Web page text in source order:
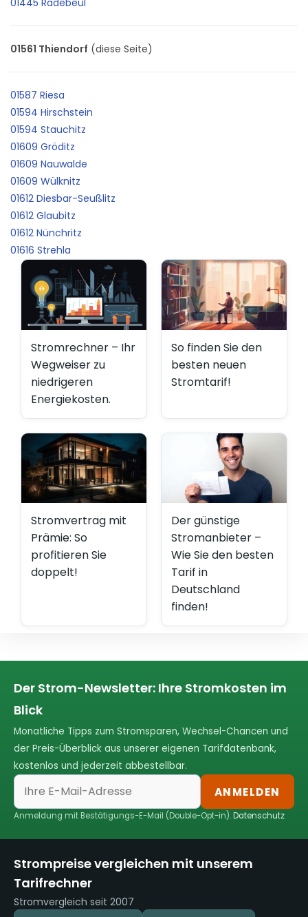
01561 Thiendorf (diese Seite)
01587 Riesa
01594 Hirschstein
01594 Stauchitz
01609 Gröditz
01609 Nauwalde
01609 Wülknitz
01612 Diesbar-Seußlitz
01612 Glaubitz
01612 Nünchritz
01616 Strehla
Stromrechner – Ihr
Wegweiser zu
niedrigeren
Energiekosten.
So finden Sie den
besten neuen
Stromtarif!
Stromvertrag mit
Prämie: So
profitieren Sie
doppelt!
Der günstige
Stromanbieter –
Wie Sie den besten
Tarif in
Deutschland
finden!
Der Strom-Newsletter: Ihre Stromkosten im
Blick
Monatliche Tipps zum Stromsparen, Wechsel-Chancen und
der Preis-Überblick aus unserer eigenen Tarifdatenbank,
kostenlos und jederzeit abbestellbar.
ANMELDEN
Anmeldung mit Bestätigungs-E-Mail (Double-Opt-in).Datenschutz
Strompreise vergleichen mit unserem
Tarifrechner
Stromvergleich seit 2007